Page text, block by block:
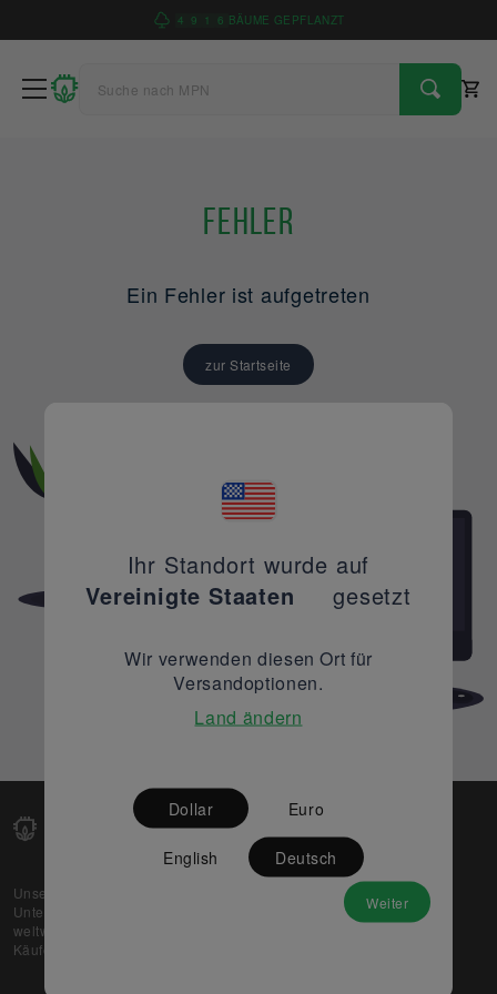
4 9 1 6 BÄUME GEPFLANZT
Fehler
Ein Fehler ist aufgetreten
zur Startseite
Unsere Web-Plattform unterstützt OEM- und EMS-
Unternehmen dabei, ihre überschüssigen Lagerbestände
weltweit zu verkaufen und gleichzeitig den potenziellen
Käufern beste Preise und Qualität zu bieten.
Partner
Ihr Standort wurde auf
Vereinigte Staaten
gesetzt
Wir verwenden diesen Ort für
Versandoptionen.
Land ändern
Dollar Euro
English Deutsch
Weiter